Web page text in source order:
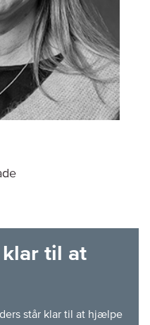
til at
står klar til at hjælpe